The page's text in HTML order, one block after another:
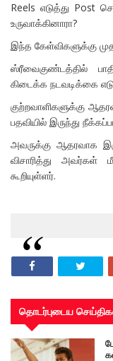
Reels எடுத்து Post
உருவாக்கினாரா?
இந்த கேள்விகளுக்கு
ஸ்ரீவைகுண்டத்தில்
கிடைக்க நடவடிக்கை
குற்றவாளிகளுக்கு
பதவியில் இருந்து
அவருக்கு ஆதரவாக
விசாரித்து அவர்கள்
கூறியுள்ளர்.
தொடர்புடைய